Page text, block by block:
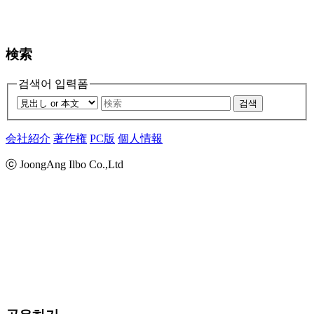
検索
검색어 입력폼
검색
会社紹介 著作権 PC版 個人情報
ⓒ JoongAng Ilbo Co.,Ltd